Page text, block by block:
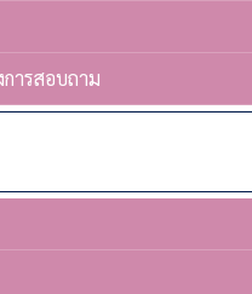
ารสอบถาม